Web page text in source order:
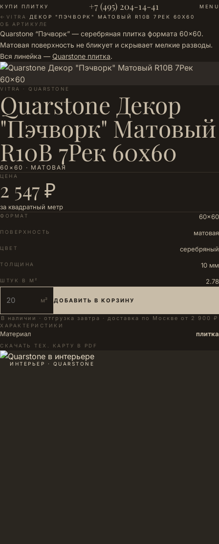
КУПИ ПЛИТКУ +7 (495) 204-14-41
MENU
← VITRA · ДЕКОР "ПЭЧВОРК" МАТОВЫЙ R10B 7РЕК 60X60
ОБ АРТИКУЛЕ
Quarstone “Пэчворк” — серебряная плитка формата 60×60.
Матовая поверхность не бликует и скрывает мелкие разводы.
Вся линейка — Quarstone плитка.
VITRA · QUARSTONE
Quarstone Декор
"Пэчворк" Матовый
R10B 7Рек 60x60
60×60 · МАТОВАЯ
ЦЕНА
2 547 ₽
за квадратный метр
ФОРМАТ 60×60
ПОВЕРХНОСТЬ матовая
ЦВЕТ серебряный
ТОЛЩИНА 10 мм
ШТУК В М² 2.78
м² ДОБАВИТЬ В КОРЗИНУ
В наличии · отгрузка завтра · доставка по Москве от 2 900 ₽
ХАРАКТЕРИСТИКИ
Материал плитка
СКАЧАТЬ ТЕХ. КАРТУ В PDF
ИНТЕРЬЕР · QUARSTONE